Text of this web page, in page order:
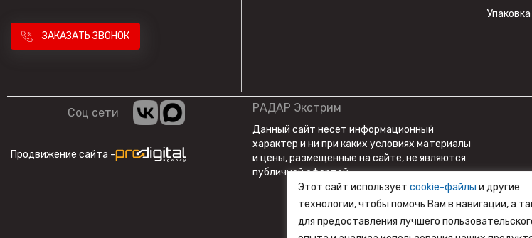
ЗАКАЗАТЬ ЗВОНОК
Соц сети
Продвижение сайта -
РАДАР Экстрим
Данный сайт несет информационный
характер и ни при каких условиях материалы
и цены, размещенные на сайте, не являются
публичной офертой.
Этот сайт используетcookie-файлы и другие
технологии, чтобы помочь Вам в навигации, а
для предоставления лучшего